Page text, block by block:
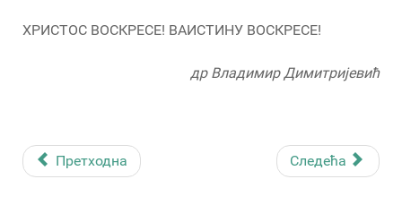
ХРИСТОС ВОСКРЕСЕ! ВАИСТИНУ ВОСКРЕСЕ!
др Владимир Димитријевић
Претходна Следећа